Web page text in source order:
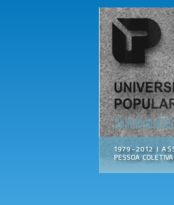
Universidade
Popular do
Porto
Associação
Cultural